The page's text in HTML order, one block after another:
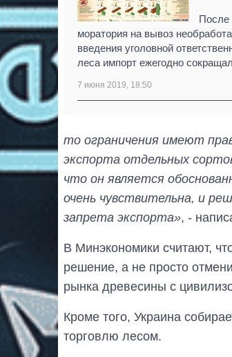
После
моратория на вывоз
введения уголовной
леса импорт ежегодно
7 июня 2019, 18:50
то ограничения имеют
экспорта отдельных
что он является
очень чувствительна, и
запрета экспорта», -
В Минэкономики считают,
решение, а не просто
рынка древесины с
Кроме того, Украина
торговлю лесом.